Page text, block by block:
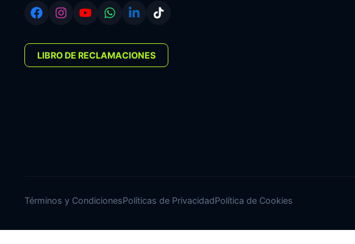
LIBRO DE RECLAMACIONES
Términos y CondicionesPolíticas de PrivacidadPolítica de Cookies